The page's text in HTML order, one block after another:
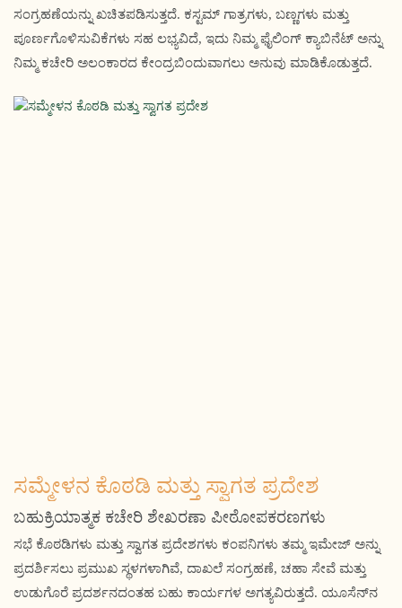
ಸಂಗ್ರಹಣೆಯನ್ನು ಖಚಿತಪಡಿಸುತ್ತದೆ. ಕಸ್ಟಮ್ ಗಾತ್ರಗಳು, ಬಣ್ಣಗಳು ಮತ್ತು
ಪೂರ್ಣಗೊಳಿಸುವಿಕೆಗಳು ಸಹ ಲಭ್ಯವಿದೆ, ಇದು ನಿಮ್ಮ ಫೈಲಿಂಗ್ ಕ್ಯಾಬಿನೆಟ್ ಅನ್ನು
ನಿಮ್ಮ ಕಚೇರಿ ಅಲಂಕಾರದ ಕೇಂದ್ರಬಿಂದುವಾಗಲು ಅನುವು ಮಾಡಿಕೊಡುತ್ತದೆ.
ಸಮ್ಮೇಳನ ಕೊಠಡಿ ಮತ್ತು ಸ್ವಾಗತ ಪ್ರದೇಶ
ಬಹುಕ್ರಿಯಾತ್ಮಕ ಕಚೇರಿ ಶೇಖರಣಾ ಪೀಠೋಪಕರಣಗಳು
ಸಭೆ ಕೊಠಡಿಗಳು ಮತ್ತು ಸ್ವಾಗತ ಪ್ರದೇಶಗಳು ಕಂಪನಿಗಳು ತಮ್ಮ ಇಮೇಜ್ ಅನ್ನು
ಪ್ರದರ್ಶಿಸಲು ಪ್ರಮುಖ ಸ್ಥಳಗಳಾಗಿವೆ, ದಾಖಲೆ ಸಂಗ್ರಹಣೆ, ಚಹಾ ಸೇವೆ ಮತ್ತು
ಉಡುಗೊರೆ ಪ್ರದರ್ಶನದಂತಹ ಬಹು ಕಾರ್ಯಗಳ ಅಗತ್ಯವಿರುತ್ತದೆ. ಯೂಸೆನ್‌ನ